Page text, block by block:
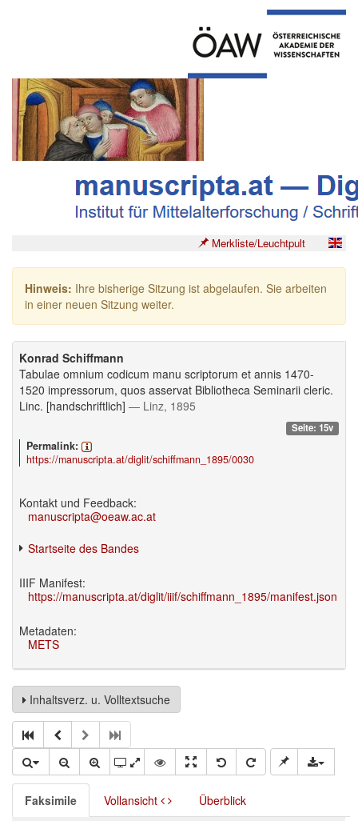
Merkliste/Leuchtpult
Hinweis: Ihre bisherige Sitzung ist abgelaufen. Sie arbeiten
in einer neuen Sitzung weiter.
Konrad Schiffmann
Tabulae omnium codicum manu scriptorum et annis 1470-
1520 impressorum, quos asservat Bibliotheca Seminarii cleric.
Linc. [handschriftlich] — Linz, 1895
Seite: 15v
Permalink:
https://manuscripta.at/diglit/schiffmann_1895/0030
Kontakt und Feedback:
manuscripta@oeaw.ac.at
Startseite des Bandes
IIIF Manifest:
https://manuscripta.at/diglit/iiif/schiffmann_1895/manifest.json
Metadaten:
METS
Inhaltsverz. u. Volltextsuche
Faksimile Vollansicht Überblick